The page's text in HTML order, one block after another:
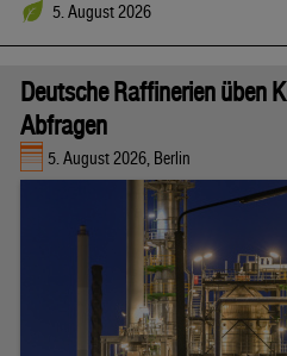
5. August 2026
Deutsche Raffinerien üben
Abfragen
5. August 2026, Berlin